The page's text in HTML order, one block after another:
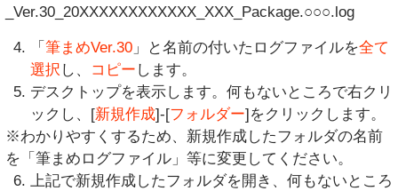
_Ver.30_20XXXXXXXXXXXX_XXX_Package.○○○.log
「 筆まめVer.30 」と名前の付いたログファイルを全て
選択 し、 コピー します。
デスクトップを表示します。何もないところで右クリ
ックし、[新規作成]-[フォルダー]をクリックします。
※わかりやすくするため、新規作成したフォルダの名前
を「筆まめログファイル」等に変更してください。
上記で新規作成したフォルダを開き、何もないところ